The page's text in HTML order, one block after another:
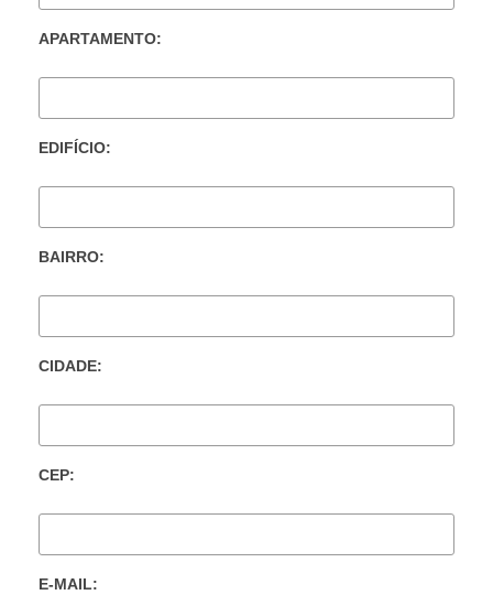
APARTAMENTO:
EDIFÍCIO:
BAIRRO:
CIDADE:
CEP:
E-MAIL: